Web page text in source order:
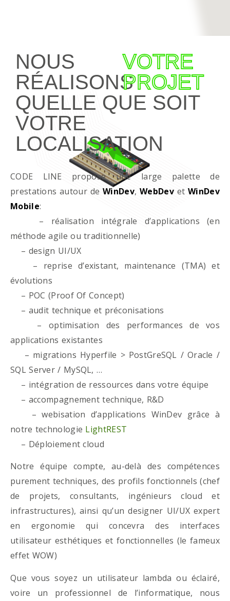
NOUS
RÉALISONS
VOTRE
PROJET
QUELLE QUE SOIT
VOTRE
LOCALISATION
CODE LINE propose une large palette de
prestations autour deWinDev,WebDevet WinDev
Mobile:
– réalisation intégrale d’applications (en
méthode agile ou traditionnelle)
– design UI/UX
– reprise d’existant, maintenance (TMA) et
évolutions
– POC (Proof Of Concept)
– audit technique et préconisations
– optimisation des performances de vos
applications existantes
– migrations Hyperfile > PostGreSQL / Oracle /
SQL Server / MySQL, …
– intégration de ressources dans votre équipe
– accompagnement technique, R&D
– webisation d’applications WinDev grâce à
notre technologie LightREST
– Déploiement cloud
Notre équipe compte, au-delà des compétences
purement techniques, des profils fonctionnels (chef
de projets, consultants, ingénieurs cloud et
infrastructures), ainsi qu’un designer UI/UX expert
en ergonomie qui concevra des interfaces
utilisateur esthétiques et fonctionnelles (le fameux
effet WOW)
Que vous soyez un utilisateur lambda ou éclairé,
voire un professionnel de l’informatique, nous